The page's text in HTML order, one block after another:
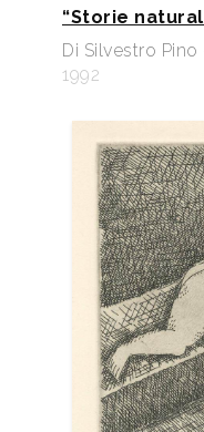
“Storie
Di Silvestro Pino
1992